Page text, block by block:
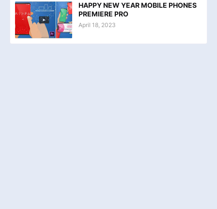
HAPPY NEW YEAR MOBILE PHONES
PREMIERE PRO
April 18, 2023